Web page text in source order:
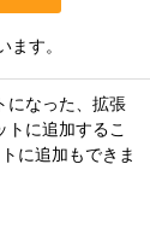
ます。
になった、拡張
に追加するこ
に追加もできま